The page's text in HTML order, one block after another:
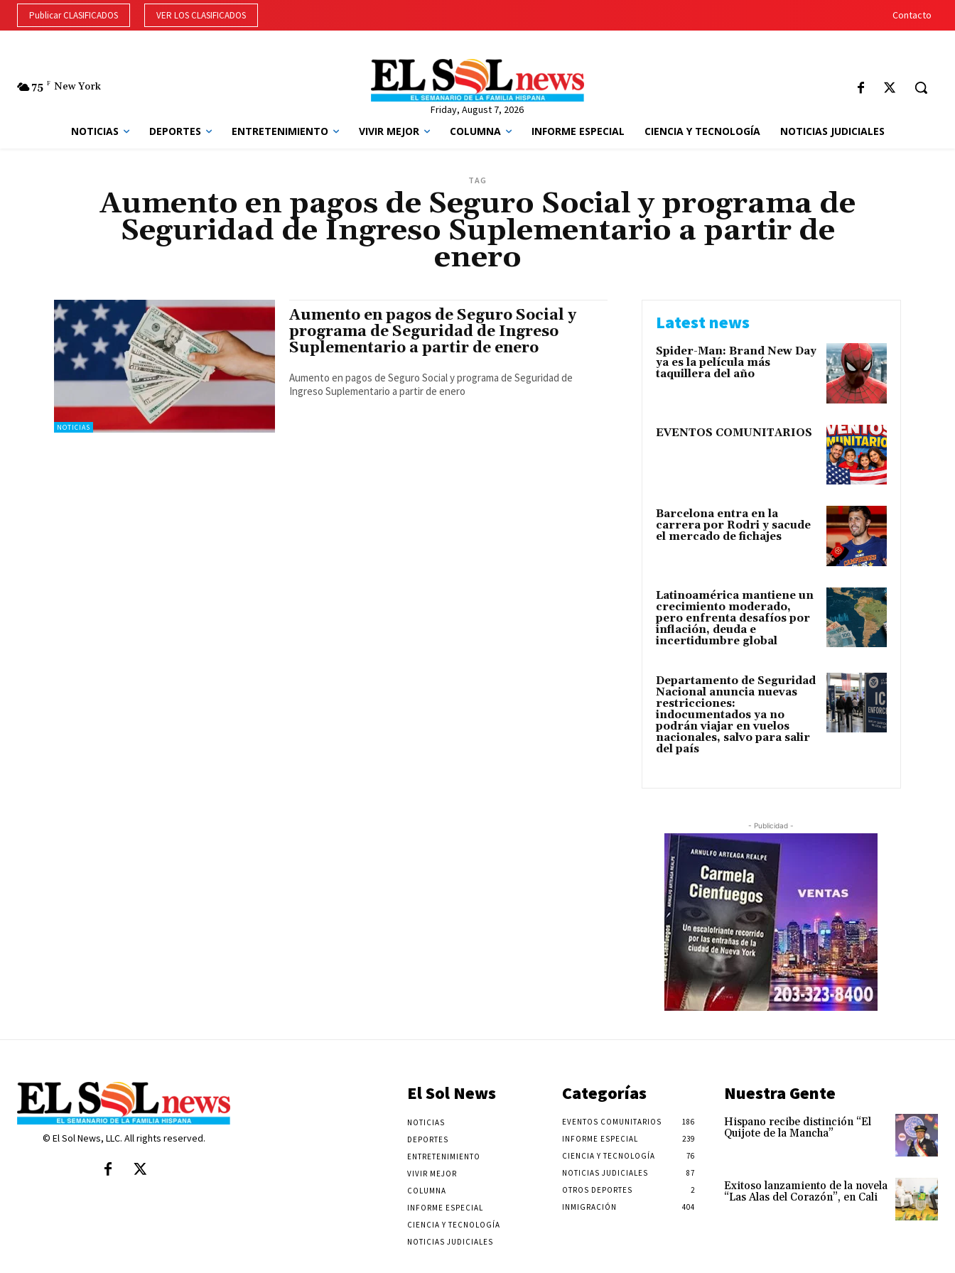
Publicar CLASIFICADOS VER LOS CLASIFICADOS Contacto
75 F New York
Friday, August 7, 2026
NOTICIAS DEPORTES ENTRETENIMIENTO VIVIR MEJOR COLUMNA INFORME ESPECIAL CIENCIA Y TECNOLOGÍA NOTICIAS JUDICIALES
TAG
Aumento en pagos de Seguro Social y programa de
Seguridad de Ingreso Suplementario a partir de
enero
NOTICIAS
Aumento en pagos de Seguro Social y
programa de Seguridad de Ingreso
Suplementario a partir de enero
Aumento en pagos de Seguro Social y programa de Seguridad de
Ingreso Suplementario a partir de enero
Latest news
Spider-Man: Brand New Day
ya es la película más
taquillera del año
EVENTOS COMUNITARIOS
Barcelona entra en la
carrera por Rodri y sacude
el mercado de fichajes
Latinoamérica mantiene un
crecimiento moderado,
pero enfrenta desafíos por
inflación, deuda e
incertidumbre global
Departamento de Seguridad
Nacional anuncia nuevas
restricciones:
indocumentados ya no
podrán viajar en vuelos
nacionales, salvo para salir
del país
- Publicidad -
© El Sol News, LLC. All rights reserved.
El Sol News
NOTICIAS
DEPORTES
ENTRETENIMIENTO
VIVIR MEJOR
COLUMNA
INFORME ESPECIAL
CIENCIA Y TECNOLOGÍA
NOTICIAS JUDICIALES
Categorías
EVENTOS COMUNITARIOS
186
INFORME ESPECIAL
239
CIENCIA Y TECNOLOGÍA
76
NOTICIAS JUDICIALES
87
OTROS DEPORTES
2
INMIGRACIÓN
404
Nuestra Gente
Hispano recibe distinción “El
Quijote de la Mancha”
Exitoso lanzamiento de la novela
“Las Alas del Corazón”, en Cali